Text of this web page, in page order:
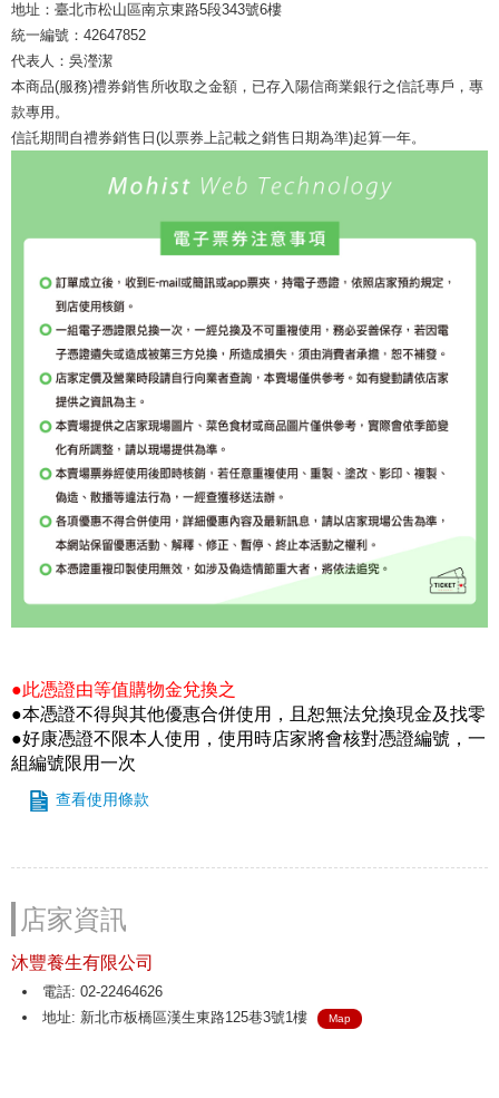
地址：臺北市松山區南京東路5段343號6樓
統一編號：42647852
代表人：吳瀅潔
本商品(服務)禮券銷售所收取之金額，已存入陽信商業銀行之信託專戶，專
款專用。
信託期間自禮券銷售日(以票券上記載之銷售日期為準)起算一年。
●此憑證由等值購物金兌換之
●本憑證不得與其他優惠合併使用，且恕無法兌換現金及找零
●好康憑證不限本人使用，使用時店家將會核對憑證編號，一
組編號限用一次
查看使用條款
店家資訊
沐豐養生有限公司
電話: 02-22464626
地址: 新北市板橋區漢生東路125巷3號1樓
Map